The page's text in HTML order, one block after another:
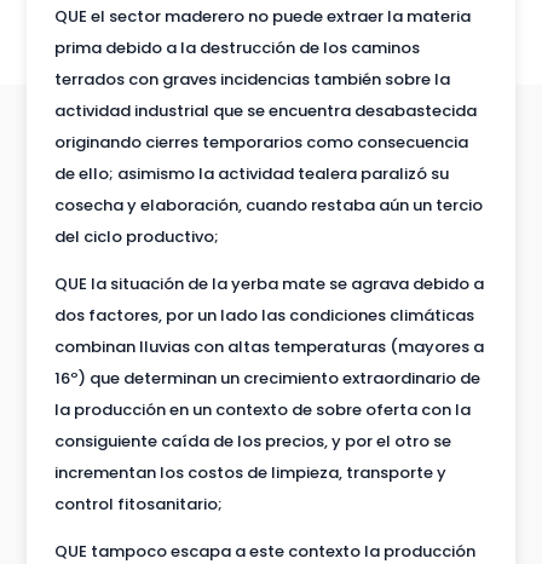
QUE el sector maderero no puede extraer la materia
prima debido a la destrucción de los caminos
terrados con graves incidencias también sobre la
actividad industrial que se encuentra desabastecida
originando cierres temporarios como consecuencia
de ello; asimismo la actividad tealera paralizó su
cosecha y elaboración, cuando restaba aún un tercio
del ciclo productivo;
QUE la situación de la yerba mate se agrava debido a
dos factores, por un lado las condiciones climáticas
combinan lluvias con altas temperaturas (mayores a
16º) que determinan un crecimiento extraordinario de
la producción en un contexto de sobre oferta con la
consiguiente caída de los precios, y por el otro se
incrementan los costos de limpieza, transporte y
control fitosanitario;
QUE tampoco escapa a este contexto la producción